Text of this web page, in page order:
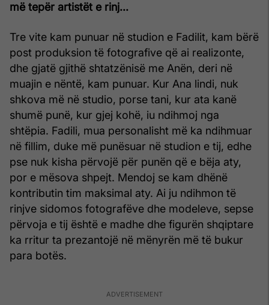
më tepër artistët e rinj...
Tre vite kam punuar në studion e Fadilit, kam bërë
post produksion të fotografive që ai realizonte,
dhe gjatë gjithë shtatzënisë me Anën, deri në
muajin e nëntë, kam punuar. Kur Ana lindi, nuk
shkova më në studio, porse tani, kur ata kanë
shumë punë, kur gjej kohë, iu ndihmoj nga
shtëpia. Fadili, mua personalisht më ka ndihmuar
në fillim, duke më punësuar në studion e tij, edhe
pse nuk kisha përvojë për punën që e bëja aty,
por e mësova shpejt. Mendoj se kam dhënë
kontributin tim maksimal aty. Ai ju ndihmon të
rinjve sidomos fotografëve dhe modeleve, sepse
përvoja e tij është e madhe dhe figurën shqiptare
ka rritur ta prezantojë në mënyrën më të bukur
para botës.